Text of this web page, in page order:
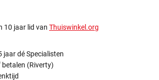
10 jaar lid van Thuiswinkel.org
jaar dé Specialisten
(Riverty)